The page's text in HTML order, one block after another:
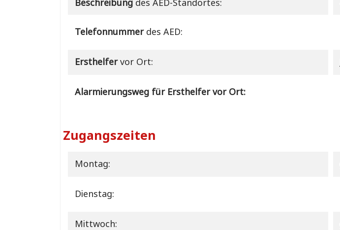
Telefonnummerdes AED:
Ersthelfervor Ort:
Alarmierungsweg für Ersthelfer vor Ort:
Zugangszeiten
Montag:
Dienstag:
Mittwoch: